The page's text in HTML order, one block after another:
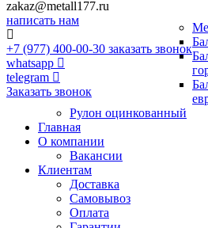
zakaz@metall177.ru
написать нам
+7 (977) 400-00-30 заказать звонок
whatsapp
telegram
Заказать звонок
Рулон оцинкованный
Главная
О компании
Вакансии
Клиентам
Доставка
Самовывоз
Оплата